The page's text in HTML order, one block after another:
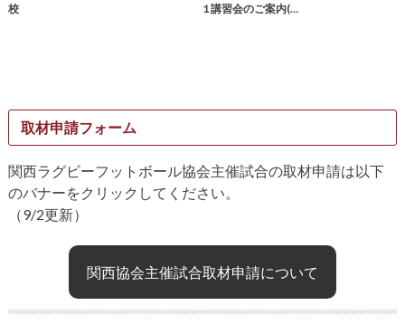
校
1 講習会のご案内(…
取材申請フォーム
関西ラグビーフットボール協会主催試合の取材申請は以下
のバナーをクリックしてください。
（9/2更新）
関西協会主催試合取材申請について